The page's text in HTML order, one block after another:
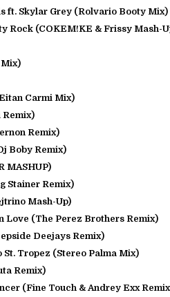
ft. Skylar Grey (Rolvario Booty Mix)
Rock (COKEM!KE & Frissy Mash-
Carmi Mix)
Remix)
Remix)
Boby Remix)
MASHUP)
Stainer Remix)
Mash-Up)
Love (The Perez Brothers Remix)
Deejays Remix)
Tropez (Stereo Palma Mix)
Remix)
(Fine Touch & Andrey Exx